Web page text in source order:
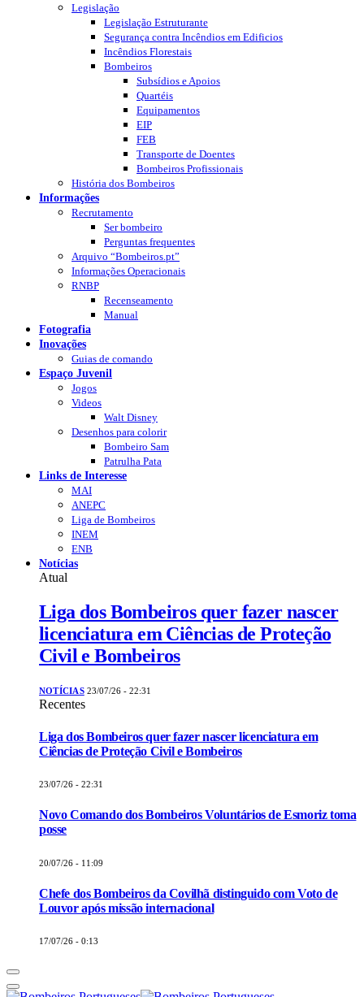
Legislação
Legislação Estruturante
Segurança contra Incêndios em Edificios
Incêndios Florestais
Bombeiros
Subsídios e Apoios
Quartéis
Equipamentos
EIP
FEB
Transporte de Doentes
Bombeiros Profissionais
História dos Bombeiros
Informações
Recrutamento
Ser bombeiro
Perguntas frequentes
Arquivo “Bombeiros.pt”
Informações Operacionais
RNBP
Recenseamento
Manual
Fotografia
Inovações
Guias de comando
Espaço Juvenil
Jogos
Videos
Walt Disney
Desenhos para colorir
Bombeiro Sam
Patrulha Pata
Links de Interesse
MAI
ANEPC
Liga de Bombeiros
INEM
ENB
Notícias
Atual
Liga dos Bombeiros quer fazer nascer
licenciatura em Ciências de Proteção
Civil e Bombeiros
NOTÍCIAS 23/07/26 - 22:31
Recentes
Liga dos Bombeiros quer fazer nascer licenciatura em
Ciências de Proteção Civil e Bombeiros
23/07/26 - 22:31
Novo Comando dos Bombeiros Voluntários de Esmoriz toma
posse
20/07/26 - 11:09
Chefe dos Bombeiros da Covilhã distinguido com Voto de
Louvor após missão internacional
17/07/26 - 0:13